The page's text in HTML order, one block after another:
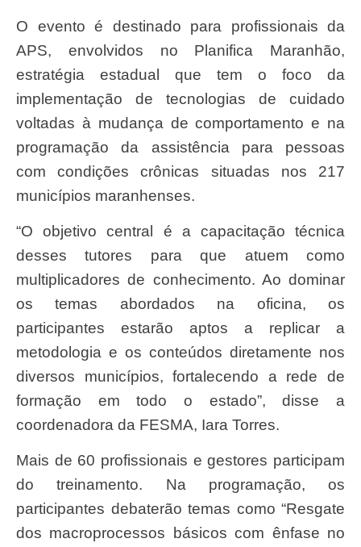
O evento é destinado para profissionais da
APS, envolvidos no Planifica Maranhão,
estratégia estadual que tem o foco da
implementação de tecnologias de cuidado
voltadas à mudança de comportamento e na
programação da assistência para pessoas
com condições crônicas situadas nos 217
municípios maranhenses.
“O objetivo central é a capacitação técnica
desses tutores para que atuem como
multiplicadores de conhecimento. Ao dominar
os temas abordados na oficina, os
participantes estarão aptos a replicar a
metodologia e os conteúdos diretamente nos
diversos municípios, fortalecendo a rede de
formação em todo o estado”, disse a
coordenadora da FESMA, Iara Torres.
Mais de 60 profissionais e gestores participam
do treinamento. Na programação, os
participantes debaterão temas como “Resgate
dos macroprocessos básicos com ênfase no